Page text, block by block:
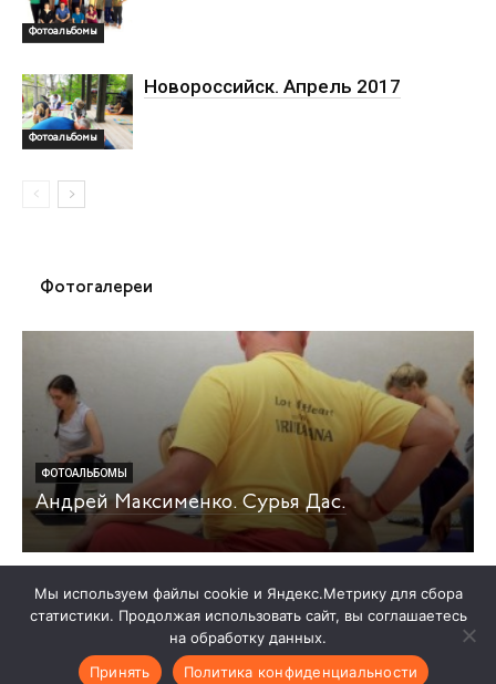
Фотоальбомы
Фотоальбомы
Новороссийск. Апрель 2017
Фотогалереи
ФОТОАЛЬБОМЫ
Андрей Максименко. Сурья Дас.
Записаться на консультацию
Договор публичной оферты
Согласие на обработку ПД
Политика обработки ПД Контакты
© Сурья дас, 2012 — 2026 Все права защищены. Создано с ♥
Мы используем файлы cookie и Яндекс.Метрику для сбора
статистики. Продолжая использовать сайт, вы соглашаетесь
на обработку данных.
Принять
Политика конфиденциальности